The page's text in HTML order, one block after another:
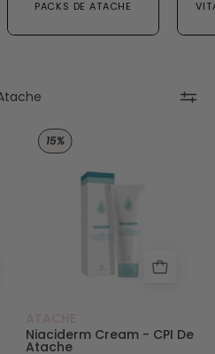
PACKS DE ATACHE
de la regeneración cutánea
15%
Niaciderm Cream - CPI De
Atache